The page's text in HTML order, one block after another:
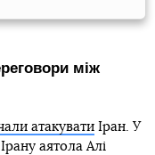
між
атакувати Іран. У
аятола Алі